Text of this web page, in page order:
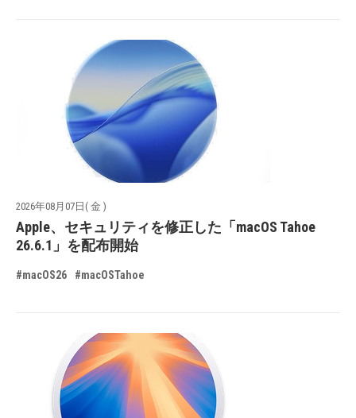
2026年08月07日( 金 )
Apple、セキュリティを修正した「macOS Tahoe
26.6.1」を配布開始
#macOS26 #macOSTahoe